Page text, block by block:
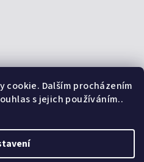
cookie. Dalším procházením
s jejich používáním..